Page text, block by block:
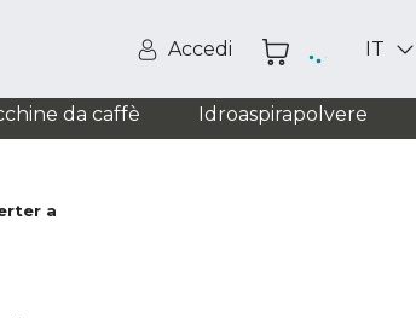
Accedi IT
da caffè Idroaspirapolvere
a